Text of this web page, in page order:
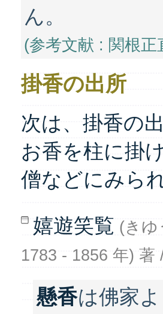
ん。
(参考文献 : 関根
掛香の出所
次は、掛香の
お香を柱に掛
僧などにみら
嬉遊笑覧 (きゆ
1783 - 1856 年) 著
懸香は佛家